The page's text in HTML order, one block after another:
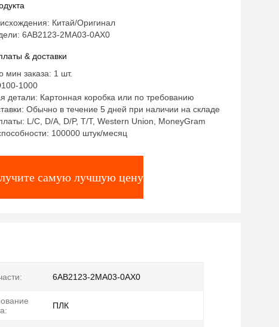
Китай/Оригинал
6АВ2123-2МА03-0АХ0
& доставки
мин заказа: 1 шт.
1000
детали: Картонная коробка или по требованию
Обычно в течение 5 дней при наличии на складе
L/C, D/A, D/P, T/T, Western Union, MoneyGram
100000 штук/месяц
самую лучшую цену
6АВ2123-2МА03-0АХ0
ПЛК